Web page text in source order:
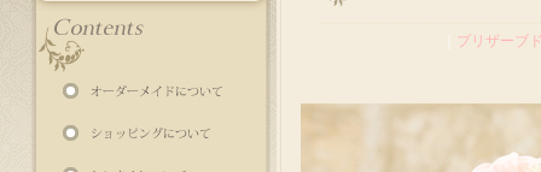
プリザーブ